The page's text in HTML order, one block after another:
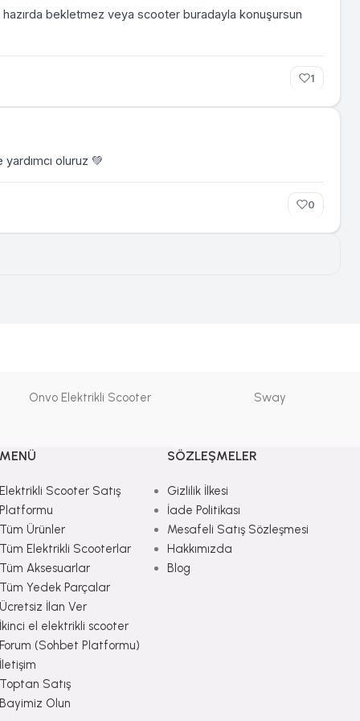
bekletmez veya scooter buradayla konuşursun
1
oluruz 💚
0
Onvo Elektrikli Scooter Sway
MENÜ
Elektrikli Scooter Satış
Platformu
Tüm Ürünler
Tüm Elektrikli Scooterlar
Tüm Aksesuarlar
Tüm Yedek Parçalar
Ücretsiz İlan Ver
İkinci el elektrikli scooter
Forum (Sohbet Platformu)
İletişim
Toptan Satış
Bayimiz Olun
SÖZLEŞMELER
Gizlilik İlkesi
İade Politikası
Mesafeli Satış Sözleşmesi
Hakkımızda
Blog